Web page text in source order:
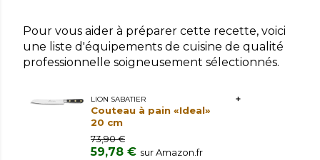
Pour vous aider à préparer cette recette, voici
une liste d'équipements de cuisine de qualité
professionnelle soigneusement sélectionnés.
LION SABATIER
Couteau à pain «Ideal»
20 cm
73,90 €
59,78 € sur Amazon.fr